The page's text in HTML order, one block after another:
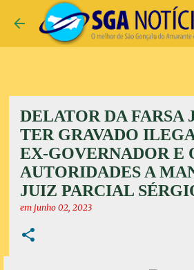
Pular para o conteúdo
DELATOR DA FARSA
TER GRAVADO
EX-GOVERNADOR E
AUTORIDADES A
JUIZ PARCIAL
em junho 02, 2023